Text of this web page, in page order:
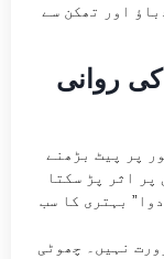
اور تھکن سے
روانی
پر پیٹ بڑھنے
اثر پڑ سکتا
بہتری کا سب
نہیں۔ چھوٹی